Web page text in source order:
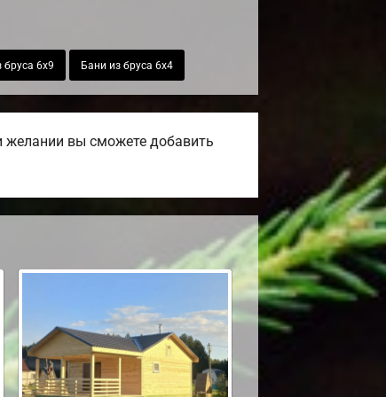
бруса 6х9 Бани из бруса 6х4
желании вы сможете добавить